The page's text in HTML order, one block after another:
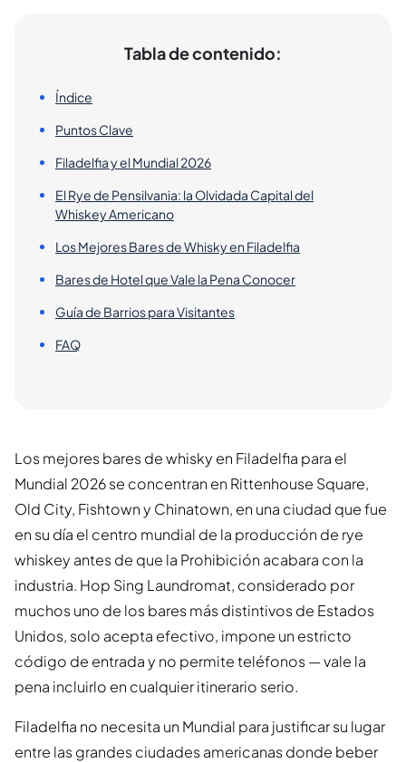
Tabla de contenido:
Índice
Puntos Clave
Filadelfia y el Mundial 2026
El Rye de Pensilvania: la Olvidada Capital del
Whiskey Americano
Los Mejores Bares de Whisky en Filadelfia
Bares de Hotel que Vale la Pena Conocer
Guía de Barrios para Visitantes
FAQ
Los mejores bares de whisky en Filadelfia para el
Mundial 2026 se concentran en Rittenhouse Square,
Old City, Fishtown y Chinatown, en una ciudad que fue
en su día el centro mundial de la producción de rye
whiskey antes de que la Prohibición acabara con la
industria. Hop Sing Laundromat, considerado por
muchos uno de los bares más distintivos de Estados
Unidos, solo acepta efectivo, impone un estricto
código de entrada y no permite teléfonos — vale la
pena incluirlo en cualquier itinerario serio.
Filadelfia no necesita un Mundial para justificar su lugar
entre las grandes ciudades americanas donde beber